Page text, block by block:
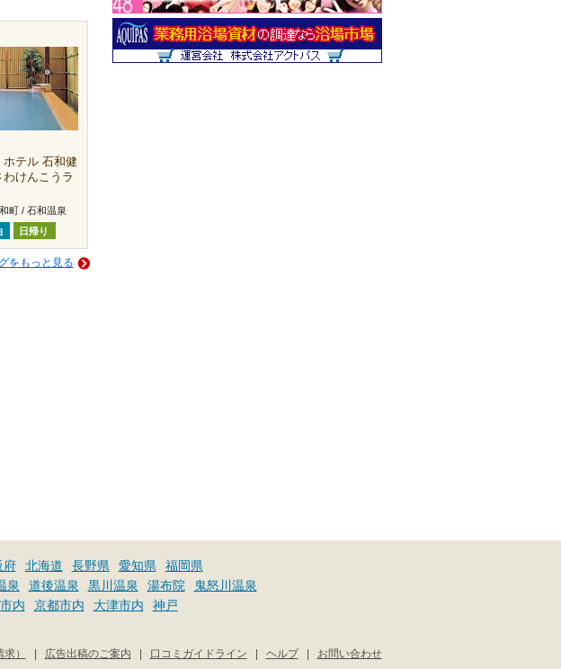
ホテル 石和健
けんこうラ
町 / 石和温泉
日帰り
をもっと見る
府 北海道 長野県 愛知県 福岡県
泉 道後温泉 黒川温泉 湯布院 鬼怒川温泉
内 京都市内 大津市内 神戸
お問い合わせ
|
ヘルプ
|
口コミガイドライン
|
広告出稿のご案内
|
）